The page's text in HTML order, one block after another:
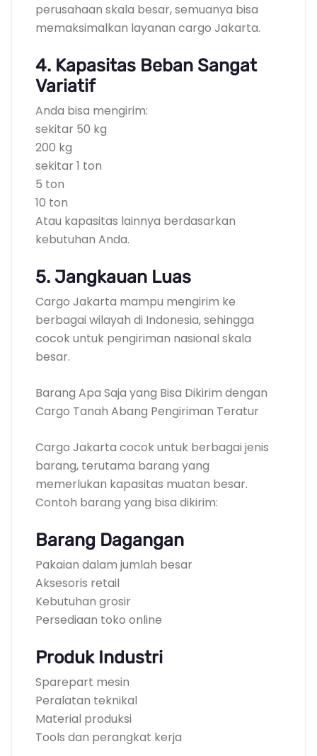
perusahaan skala besar, semuanya bisa
memaksimalkan layanan cargo Jakarta.
4. Kapasitas Beban Sangat
Variatif
Anda bisa mengirim:
sekitar 50 kg
200 kg
sekitar 1 ton
5 ton
10 ton
Atau kapasitas lainnya berdasarkan
kebutuhan Anda.
5. Jangkauan Luas
Cargo Jakarta mampu mengirim ke
berbagai wilayah di Indonesia, sehingga
cocok untuk pengiriman nasional skala
besar.
Barang Apa Saja yang Bisa Dikirim dengan
Cargo Tanah Abang Pengiriman Teratur
Cargo Jakarta cocok untuk berbagai jenis
barang, terutama barang yang
memerlukan kapasitas muatan besar.
Contoh barang yang bisa dikirim:
Barang Dagangan
Pakaian dalam jumlah besar
Aksesoris retail
Kebutuhan grosir
Persediaan toko online
Produk Industri
Sparepart mesin
Peralatan teknikal
Material produksi
Tools dan perangkat kerja